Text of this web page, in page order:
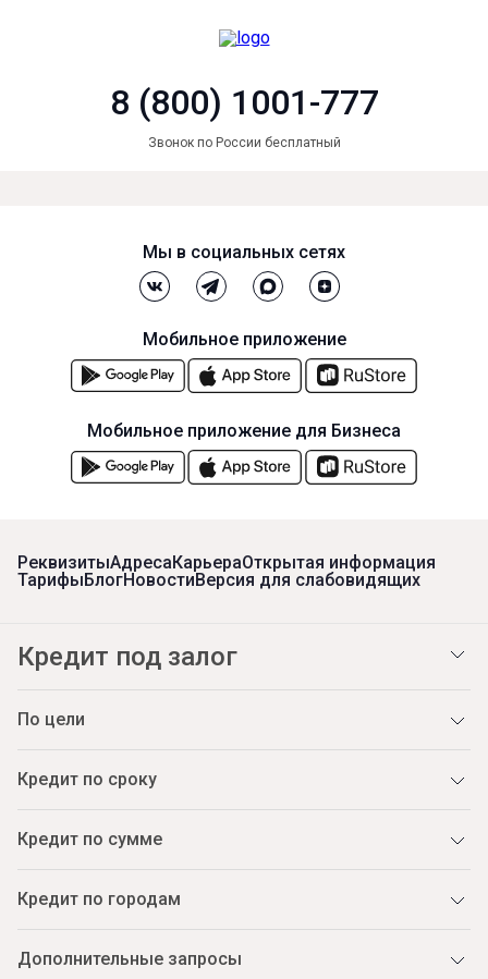
8 (800) 1001-777
Звонок по России бесплатный
РеквизитыАдресаКарьераОткрытая информация
ТарифыБлогНовостиВерсия для слабовидящих
Кредит под залог
По цели
Кредит по сроку
Кредит по сумме
Кредит по городам
Дополнительные запросы
Мы в социальных сетях
Мобильное приложение
Мобильное приложение для Бизнеса